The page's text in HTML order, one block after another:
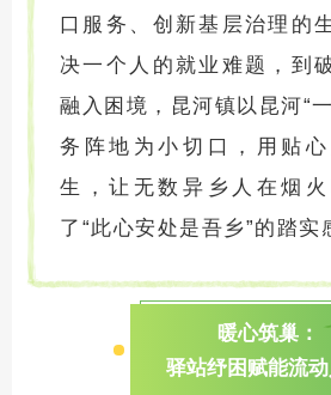
口服务、创新基层治理的
决一个人的就业难题，到
融入困境，昆河镇以昆河“
务阵地为小切口，用贴
生，让无数异乡人在烟
了“此心安处是吾乡”的踏实
暖心筑巢：
驿站纾困赋能流